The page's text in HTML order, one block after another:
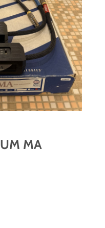
MA